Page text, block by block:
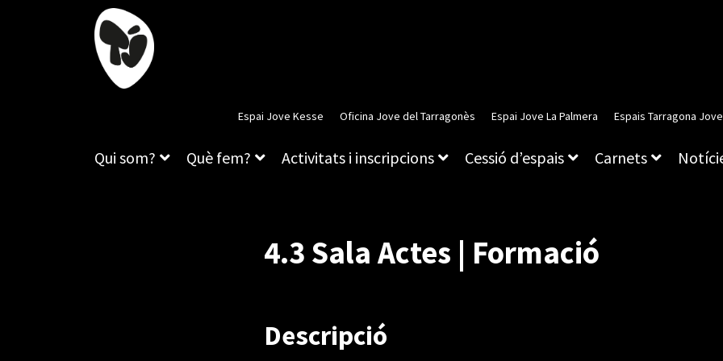
Espai Jove Kesse Oficina Jove del Tarragonès Espai Jove La Palmera Espais Tarragona Jove
Qui som? Què fem? Activitats i inscripcions Cessió d’espais Carnets
4.3 Sala Actes | Formació
Descripció